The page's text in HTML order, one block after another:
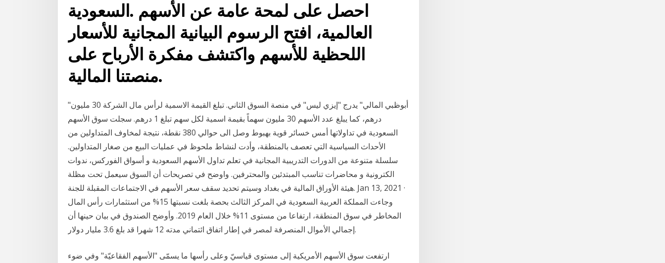
العالمية، افتح الرسوم البيانية المجانية للأسعار
اللحظية للأسهم واكتشف مفكرة الأرباح على
منصتنا المالية.
"أبوظبي المالي" يدرج "إيزي ليس" في منصة السوق الثاني. تبلغ القيمة الاسمية لرأس مال الشركة 30 مليون
درهم، كما يبلغ عدد الأسهم 30 مليون سهماً بقيمة اسمية لكل سهم تبلغ 1 درهم. سجلت سوق الأسهم
السعودية في تداولاتها أمس خسائر قوية بهبوط وصل الى حوالي 380 نقطة، نتيجة لمخاوف المتداولين من
الأحداث السياسية التي تعصف بالمنطقة، وأدت لنشاط ملحوظ في عمليات البيع من صغار المتداولين.
سلسلة متنوعة من الدورات التدريبية المجانية في تعلم تداول الأسهم السعودية و أسواق الفوركس، ندوات
الكترونية و محاضرات تناسب المبتدئين والمحترفين. واوضح في تصريحات أن السوق سيعمل تحت مظلة
هيئة الأوراق المالية في بغداد وسيتم تحديد سقف سعر الأسهم في الاجتماعات المقبلة للجنة. Jan 13, 2021 ·
وجاءت المملكة العربية السعودية في المركز الثالث بحصة بلغت نسبتها 15% من استثمارات رأس المال
المخاطر في سوق المنطقة، ارتفاعا من مستوى 11% خلال العام 2019. وأوضح الصندوق في بيان حينها أن
إجمالي الأموال المنصرفة لمصر في إطار اتفاق ائتماني مدته 12 شهرا قد بلغ 3.6 مليار دولار.
ارتفعت سوق الأسهم الأمريكية إلى مستوى قياسيّ وعلى رأسها ما يسمّى "الأسهم الفقاعيّة" وفي ضوء